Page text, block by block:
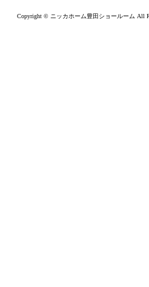
Copyright © ニッカホーム豊田ショールーム All